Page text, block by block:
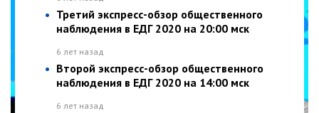
Третий экспресс-обзор общественного
наблюдения в ЕДГ 2020 на 20:00 мск
6 лет назад
Второй экспресс-обзор общественного
наблюдения в ЕДГ 2020 на 14:00 мск
6 лет назад